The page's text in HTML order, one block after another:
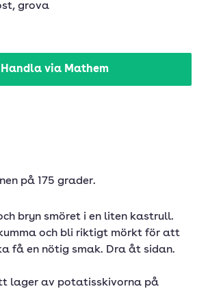
, grova
Handla via Mathem
på 175 grader.
bryn smöret i en liten kastrull.
och bli riktigt mörkt för att
få en nötig smak. Dra åt sidan.
lager av potatisskivorna på